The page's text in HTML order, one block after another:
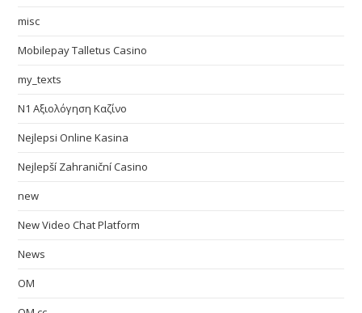
misc
Mobilepay Talletus Casino
my_texts
N1 Αξιολόγηση Καζίνο
Nejlepsi Online Kasina
Nejlepší Zahraniční Casino
new
New Video Chat Platform
News
OM